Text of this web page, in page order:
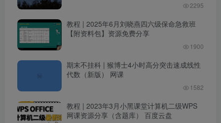
2295
教程 | 2025年6月刘晓燕四六级保命急救班
【附资料包】资源免费分享
1900
期末不挂科 | 猴博士4小时高分突击速成线性
代数（新版） 网课
1582
教程 | 2023年3月小黑课堂计算机二级WPS
网课资源分享（含题库） 百度云盘